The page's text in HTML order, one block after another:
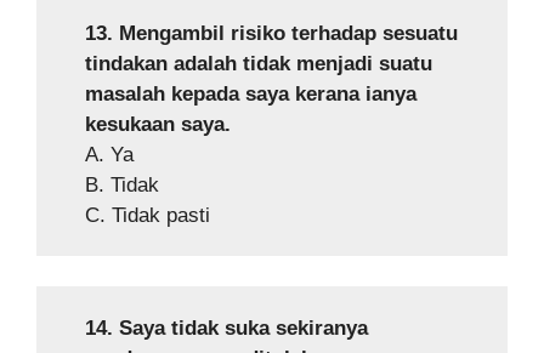
13. Mengambil risiko terhadap sesuatu
tindakan adalah tidak menjadi suatu
masalah kepada saya kerana ianya
kesukaan saya.
A. Ya
B. Tidak
C. Tidak pasti
14. Saya tidak suka sekiranya